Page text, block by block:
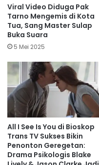
Viral Video Diduga Pak
Tarno Mengemis di Kota
Tua, Sang Master Sulap
Buka Suara
5 Mei 2025
All I See Is You di Bioskop
Trans TV Sukses Bikin
Penonton Geregetan:
Drama Psikologis Blake